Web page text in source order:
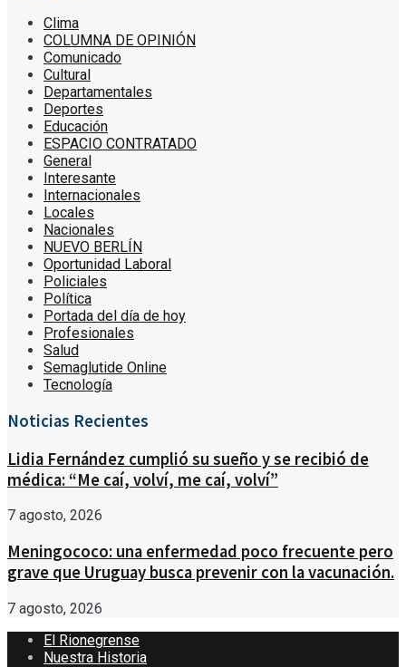
Clima
COLUMNA DE OPINIÓN
Comunicado
Cultural
Departamentales
Deportes
Educación
ESPACIO CONTRATADO
General
Interesante
Internacionales
Locales
Nacionales
NUEVO BERLÍN
Oportunidad Laboral
Policiales
Política
Portada del día de hoy
Profesionales
Salud
Semaglutide Online
Tecnología
Noticias Recientes
Lidia Fernández cumplió su sueño y se recibió de
médica: “Me caí, volví, me caí, volví”
7 agosto, 2026
Meningococo: una enfermedad poco frecuente pero
grave que Uruguay busca prevenir con la vacunación.
7 agosto, 2026
El Rionegrense
Nuestra Historia